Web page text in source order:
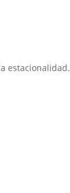
estacionalidad.